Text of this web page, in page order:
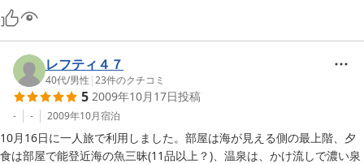
せんでしたが、若い方は堪能すると思います。焼酎好きの私は「芋焼
酎　岡田屋」を時の流れを忘れて1本空けてしましました。また行きま
す。
レフティ４７
40代/男性 |23件のクチコミ
5 2009年10月17日投稿
- - 2009年10月宿泊
10月16日に一人旅で利用しました。部屋は海が見える側の最上階、夕
食は部屋で能登近海の魚三昧(11品以上？)、温泉は、かけ流しで濃い泉